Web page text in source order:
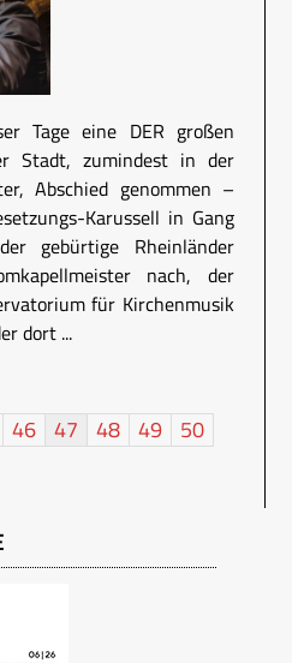
Tage eine DER großen
Stadt, zumindest in der
Abschied genommen –
Karussell in Gang
gebürtige Rheinländer
nach, der
für Kirchenmusik
dort ...
46 47 48 49 50